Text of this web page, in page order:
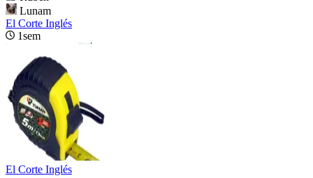
Lunam
El Corte Inglés
1sem
El Corte Inglés